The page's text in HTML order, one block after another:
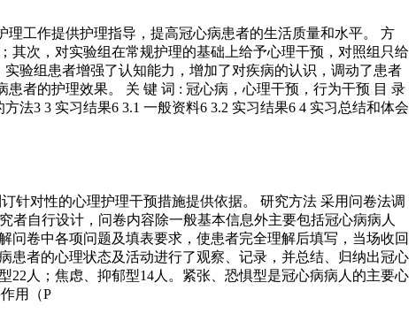
工作提供护理指导，提高冠心病患者的生活质量和水平。 方
其次，对实验组在常规护理的基础上给予心理干预，对照组只给
验组患者增强了认知能力，增加了对疾病的认识，调动了患者
者的护理效果。 关 键 词 : 冠心病，心理干预，行为干预 目 录
法3 3 实习结果6 3.1 一般资料6 3.2 实习结果6 4 实习总结和体会
针对性的心理护理干预措施提供依据。 研究方法 采用问卷法调
者自行设计，问卷内容除一般基本信息外主要包括冠心病病人
卷中各项问题及填表要求，使患者完全理解后填写，当场收回
患者的心理状态及活动进行了观察、记录，并总结、归纳出冠心
人；焦虑、抑郁型14人。紧张、恐惧型是冠心病病人的主要心
用（P